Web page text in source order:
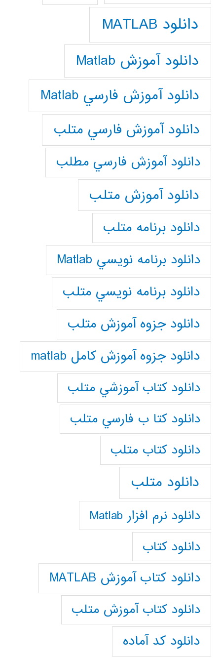
دانلود MATLAB
دانلود آموزش Matlab
دانلود آموزش فارسي Matlab
دانلود آموزش فارسي متلب
دانلود آموزش فارسي مطلب
دانلود آموزش متلب
دانلود برنامه متلب
دانلود برنامه نويسي Matlab
دانلود برنامه نويسي متلب
دانلود جزوه آموزش متلب
دانلود جزوه آموزش کامل matlab
دانلود كتاب آموزشي متلب
دانلود كتا ب فارسي متلب
دانلود كتاب متلب
دانلود متلب
دانلود نرم افزار Matlab
دانلود کتاب
دانلود کتاب آموزش MATLAB
دانلود کتاب آموزش متلب
دانلود کد آماده